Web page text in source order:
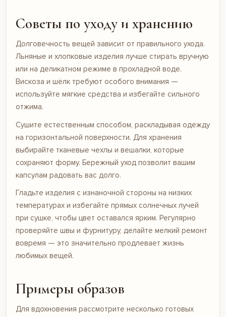
Советы по уходу и хранению
Долговечность вещей зависит от правильного ухода.
Льняные и хлопковые изделия лучше стирать вручную
или на деликатном режиме в прохладной воде.
Вискоза и шёлк требуют особого внимания —
используйте мягкие средства и избегайте сильного
отжима.
Сушите естественным способом, раскладывая одежду
на горизонтальной поверхности. Для хранения
выбирайте тканевые чехлы и вешалки, которые
сохраняют форму. Бережный уход позволит вашим
капсулам радовать вас долго.
Гладьте изделия с изнаночной стороны на низких
температурах и избегайте прямых солнечных лучей
при сушке, чтобы цвет оставался ярким. Регулярно
проверяйте швы и фурнитуру, делайте мелкий ремонт
вовремя — это значительно продлевает жизнь
любимых вещей.
Примеры образов
Для вдохновения рассмотрите несколько готовых